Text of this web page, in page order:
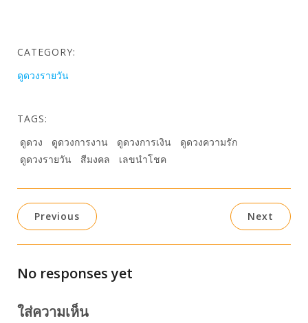
CATEGORY:
ดูดวงรายวัน
TAGS:
ดูดวง
ดูดวงการงาน ดูดวงการเงิน
ดูดวงความรัก
ดูดวงรายวัน
สีมงคล เลขนำโชค
Previous Next
No responses yet
ใส่ความเห็น